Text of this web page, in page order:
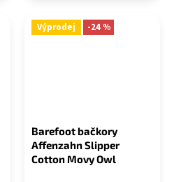
Výprodej -24 %
Barefoot bačkory
Affenzahn Slipper
Cotton Movy Owl